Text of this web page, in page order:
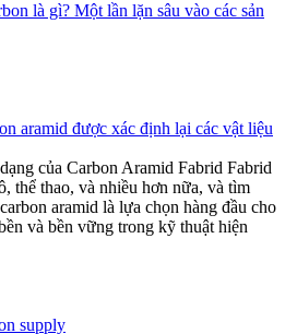
là gì? Một lần lặn sâu vào các sản
aramid được xác định lại các vật liệu
của Carbon Aramid Fabrid Fabrid
thể thao, và nhiều hơn nữa, và tìm
aramid là lựa chọn hàng đầu cho
và bền vững trong kỹ thuật hiện